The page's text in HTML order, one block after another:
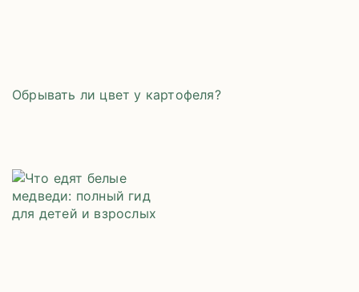
Обрывать ли цвет у картофеля?